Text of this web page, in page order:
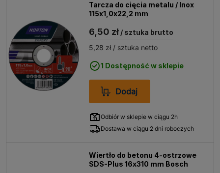
Tarcza do cięcia metalu / Inox
115x1,0x22,2 mm
6,50 zł / sztuka brutto
5,28 zł / sztuka netto
1 Dostępność w sklepie
Dodaj
Odbiór w sklepie w ciągu 2h
Dostawa w ciągu 2 dni roboczych
Wiertło do betonu 4-ostrzowe
SDS-Plus 16x310 mm Bosch